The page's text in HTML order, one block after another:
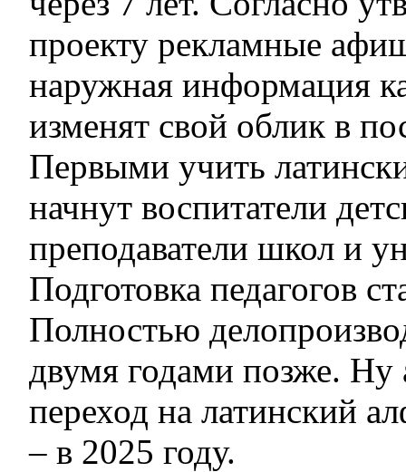
проекту рекламные
наружная информация
изменят свой облик в
Первыми учить
начнут воспитатели
преподаватели школ и
Подготовка педагогов
Полностью
двумя годами позже. Ну
переход на латинский
– в 2025 году.